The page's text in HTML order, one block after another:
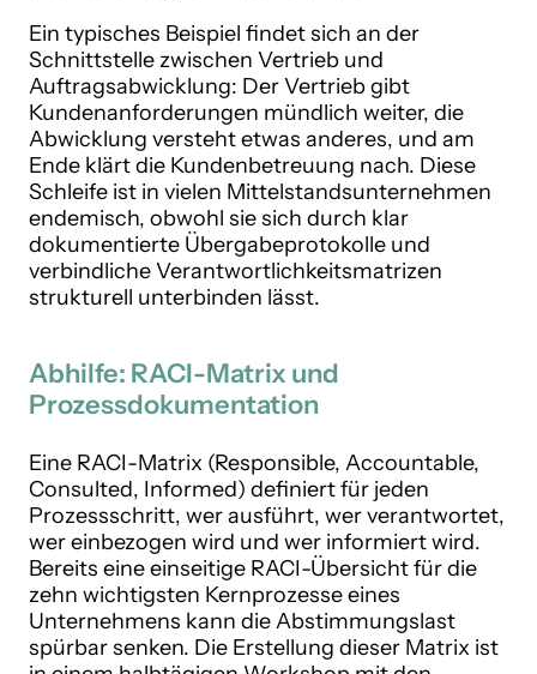
Ein typisches Beispiel findet sich an der
Schnittstelle zwischen Vertrieb und
Auftragsabwicklung: Der Vertrieb gibt
Kundenanforderungen mündlich weiter, die
Abwicklung versteht etwas anderes, und am
Ende klärt die Kundenbetreuung nach. Diese
Schleife ist in vielen Mittelstandsunternehmen
endemisch, obwohl sie sich durch klar
dokumentierte Übergabeprotokolle und
verbindliche Verantwortlichkeitsmatrizen
strukturell unterbinden lässt.
Abhilfe: RACI-Matrix und
Prozessdokumentation
Eine RACI-Matrix (Responsible, Accountable,
Consulted, Informed) definiert für jeden
Prozessschritt, wer ausführt, wer verantwortet,
wer einbezogen wird und wer informiert wird.
Bereits eine einseitige RACI-Übersicht für die
zehn wichtigsten Kernprozesse eines
Unternehmens kann die Abstimmungslast
spürbar senken. Die Erstellung dieser Matrix ist